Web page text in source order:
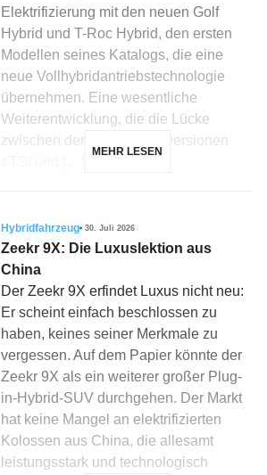
Elektrifizierung mit den neuen Golf
Hybrid und T-Roc Hybrid, den ersten
Modellen seines Katalogs, die eine
neue Vollhybridantriebstechnologie
übernehmen. Eine wesentliche
Weiterentwicklung, die die Lücke
zwischen den Mikrohybridversionen
MEHR LESEN
Hybridfahrzeug 30. Juli 2026
Zeekr 9X: Die Luxuslektion aus
China
Der Zeekr 9X erfindet Luxus nicht neu:
Er scheint einfach beschlossen zu
haben, keines seiner Merkmale zu
vergessen. Auf dem Papier könnte der
Zeekr 9X als ein weiterer großer Plug-
in-Hybrid-SUV durchgehen. Der Markt
hat keine Mangel an elektrifizierten
Kolossen aus China, die allesamt
leistungsstark und technologisch